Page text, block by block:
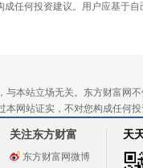
任何投资建议。用户应基于
本站立场无关。东方财富网
网站证实，不对您构成任何投
关注东方财富
东方财富网微博
天